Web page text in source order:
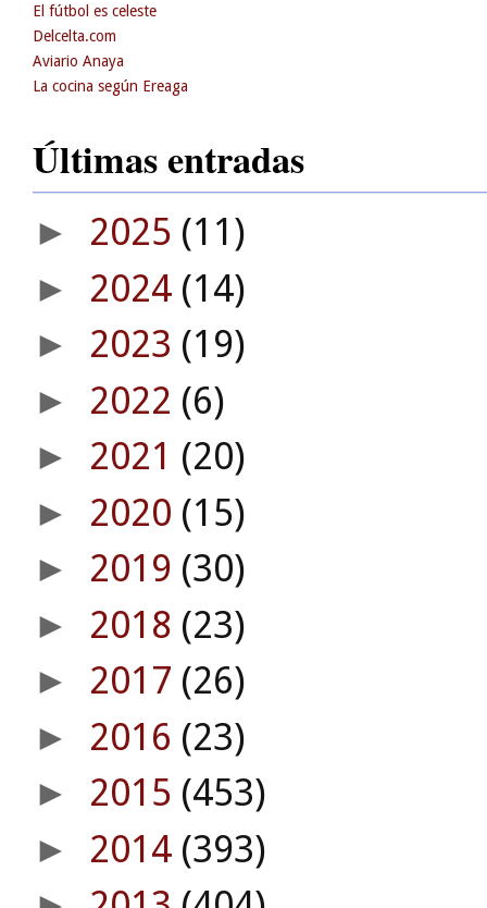
El fútbol es celeste
Delcelta.com
Aviario Anaya
La cocina según Ereaga
Últimas entradas
► 2025 (11)
► 2024 (14)
► 2023 (19)
► 2022 (6)
► 2021 (20)
► 2020 (15)
► 2019 (30)
► 2018 (23)
► 2017 (26)
► 2016 (23)
► 2015 (453)
► 2014 (393)